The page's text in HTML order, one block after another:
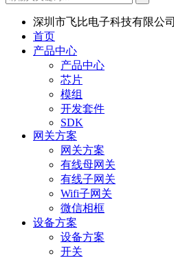
深圳市飞比电子科技有限公司
首页
产品中心
产品中心
芯片
模组
开发套件
SDK
网关方案
网关方案
有线母网关
有线子网关
Wifi子网关
微信相框
设备方案
设备方案
开关